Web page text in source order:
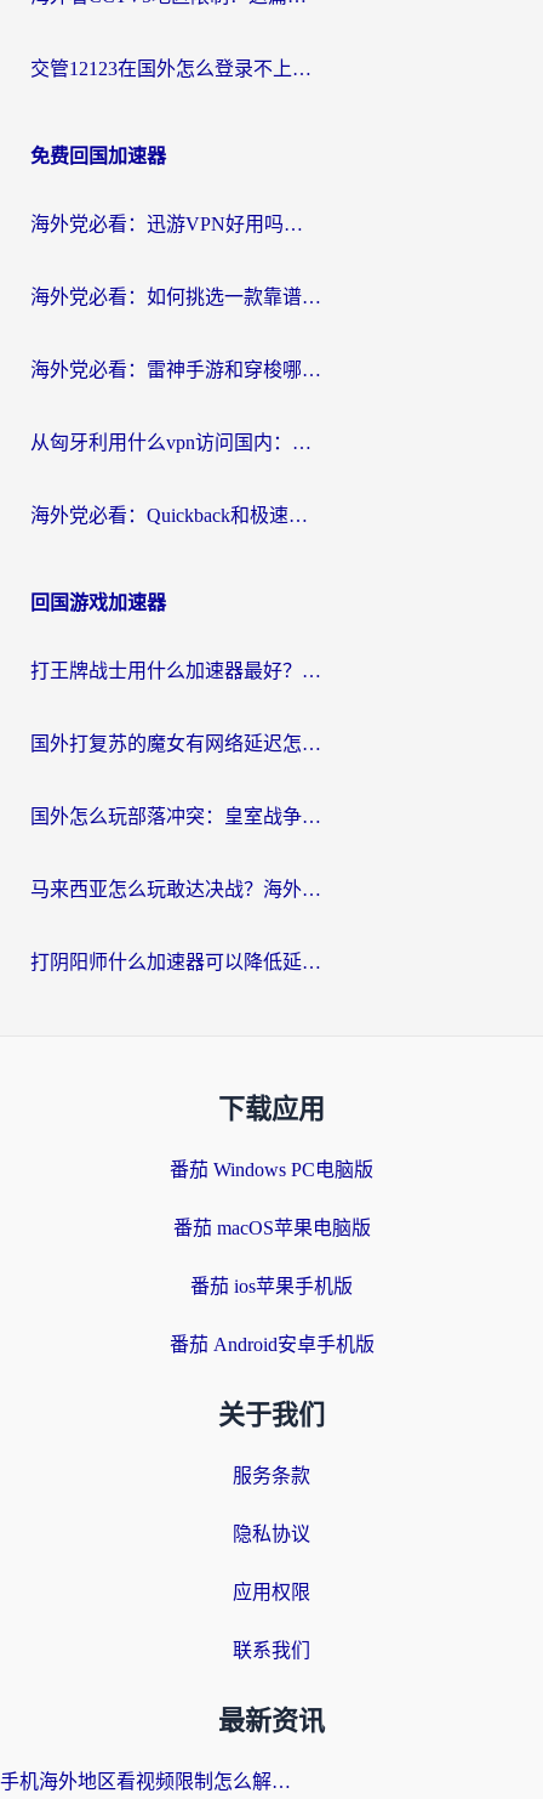
交管12123在国外怎么登录不上？海外华人必看的回国加速器选择指南
免费回国加速器
海外党必看：迅游VPN好用吗？和OurPlay VPN对比哪个回国效果更好？附真实体验测评
海外党必看：如何挑选一款靠谱的PC端VPN，让回国冲浪不再卡顿
海外党必看：雷神手游和穿梭哪个好？3步教你选对回国加速器（附实测对比）
从匈牙利用什么vpn访问国内：一份海外游子的网络归乡指南
海外党必看：Quickback和极速穿梭VPN好用吗？3步选对回国加速器实现无缝刷国内资源
回国游戏加速器
打王牌战士用什么加速器最好？海外玩家的终极选择指南
国外打复苏的魔女有网络延迟怎么办？2026海外玩家国服游戏加速全攻略
国外怎么玩部落冲突：皇室战争不卡？海外玩家畅玩国服游戏终极指南
马来西亚怎么玩敢达决战？海外党国服游戏加速避坑指南（附实测推荐）
打阴阳师什么加速器可以降低延迟？海外玩家的真实困境与破局
下载应用
番茄 Windows PC电脑版
番茄 macOS苹果电脑版
番茄 ios苹果手机版
番茄 Android安卓手机版
关于我们
服务条款
隐私协议
应用权限
联系我们
最新资讯
手机海外地区看视频限制怎么解决？留学生亲测有效的回国加速器指南